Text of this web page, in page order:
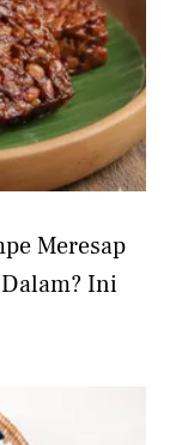
Meresap
Ini